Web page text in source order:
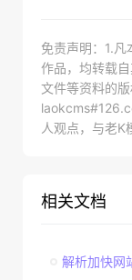
免责声明：1.凡
作品，均转载
文件等资料的
人观点，与老K
相关文档
解析加快网